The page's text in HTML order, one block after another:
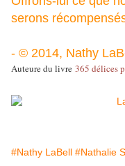
serons
- © 2014, Nathy
Auteure du livre 365 délices
#Nathy LaBell #Nathalie